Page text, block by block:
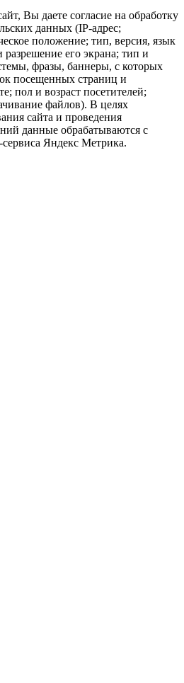
Вы даете согласие на обработку
данных (IP-адрес;
положение; тип, версия, язык
разрешение его экрана; тип и
фразы, баннеры, с которых
посещенных страниц и
пол и возраст посетителей;
файлов). В целях
сайта и проведения
данные обрабатываются с
Яндекс Метрика.